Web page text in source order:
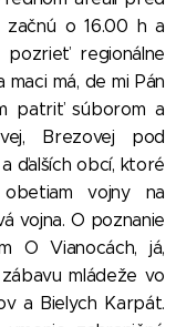
začnú o 16.00 h a
regionálne
má, de mi Pán
patriť súborom a
Brezovej pod
ďalších obcí, ktoré
vojny na
vojna. O poznanie
O Vianocách, já,
mládeže vo
a Bielych Karpát.